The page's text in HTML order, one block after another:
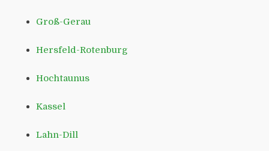
Groß-Gerau
Hersfeld-Rotenburg
Hochtaunus
Kassel
Lahn-Dill